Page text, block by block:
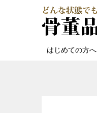
はじめての方へ